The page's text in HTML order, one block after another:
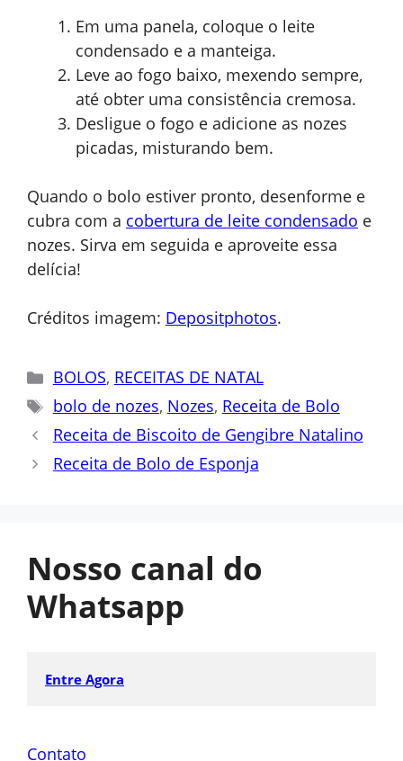
Em uma panela, coloque o leite
condensado e a manteiga.
Leve ao fogo baixo, mexendo sempre,
até obter uma consistência cremosa.
Desligue o fogo e adicione as nozes
picadas, misturando bem.
Quando o bolo estiver pronto, desenforme e
cubra com a cobertura de leite condensado e
nozes. Sirva em seguida e aproveite essa
delícia!
Créditos imagem: Depositphotos.
Categorias
BOLOS, RECEITAS DE NATAL
Tags
bolo de nozes, Nozes, Receita de Bolo
Receita de Biscoito de Gengibre Natalino
Receita de Bolo de Esponja
Nosso canal do
Whatsapp
Entre Agora
Contato